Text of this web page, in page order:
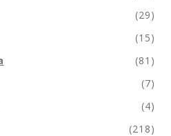
(29)
(15)
(81)
(7)
(4)
(218)